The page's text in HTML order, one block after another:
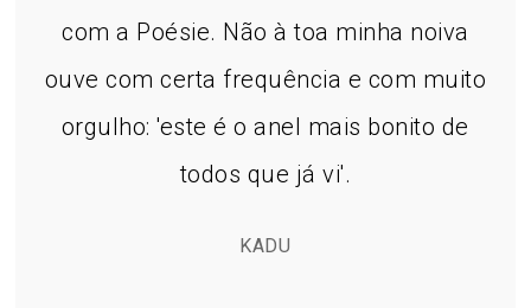
com a Poésie. Não à toa minha noiva
ouve com certa frequência e com muito
orgulho: 'este é o anel mais bonito de
todos que já vi'.
KADU